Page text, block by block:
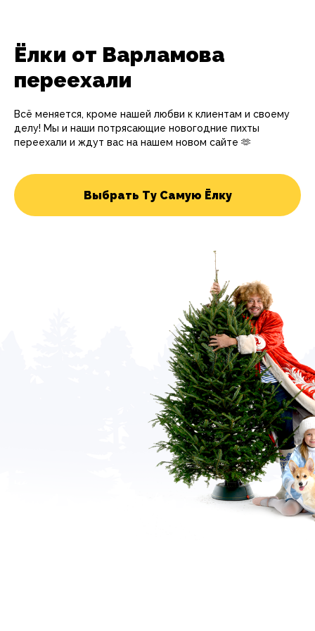
Ёлки от Варламова
переехали
Всё меняется, кроме нашей любви к клиентам и своему
делу! Мы и наши потрясающие новогодние пихты
переехали и ждут вас на нашем новом сайте 🫶
Выбрать Ту Самую Ёлку